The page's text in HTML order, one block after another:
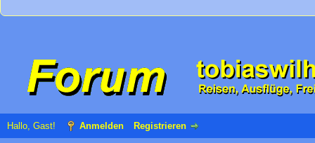
Hallo, Gast! Anmelden Registrieren